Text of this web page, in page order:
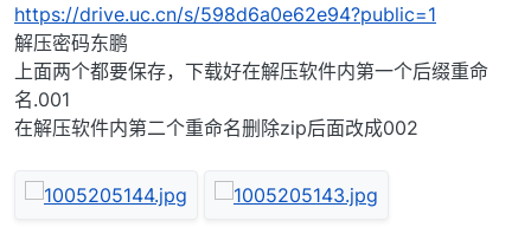
https://drive.uc.cn/s/598d6a0e62e94?public=1
解压密码东鹏
上面两个都要保存，下载好在解压软件内第一个后缀重命
名.001
在解压软件内第二个重命名删除zip后面改成002